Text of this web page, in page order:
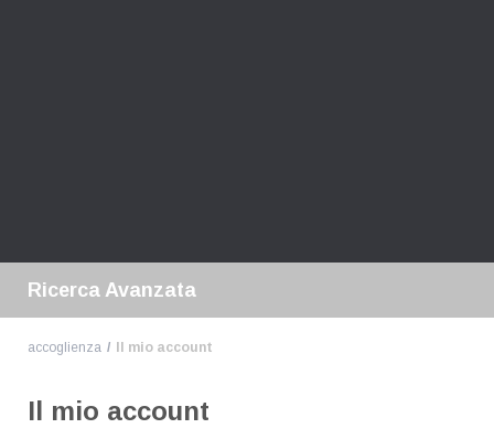
Ricerca Avanzata
accoglienza Il mio account
Il mio account